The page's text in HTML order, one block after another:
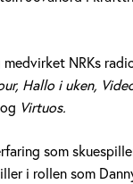
NRKs
Hallo i uken,
og Virtuos.
som
i rollen som